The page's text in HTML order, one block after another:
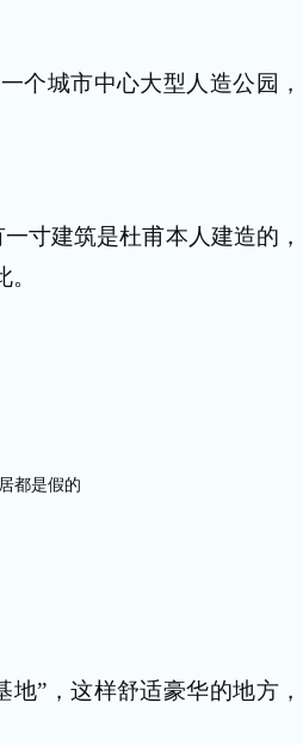
城市中心大型人造公园，
寸建筑是杜甫本人建造的，
”，这样舒适豪华的地方，